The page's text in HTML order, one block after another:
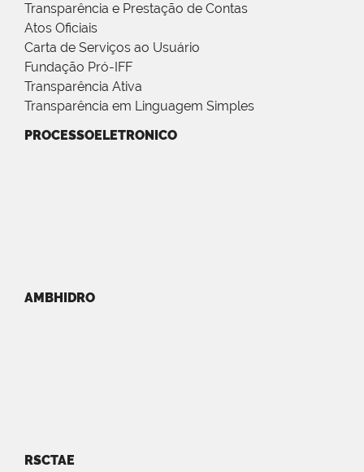
Transparência e Prestação de Contas
Atos Oficiais
Carta de Serviços ao Usuário
Fundação Pró-IFF
Transparência Ativa
Transparência em Linguagem Simples
PROCESSOELETRONICO
AMBHIDRO
RSCTAE